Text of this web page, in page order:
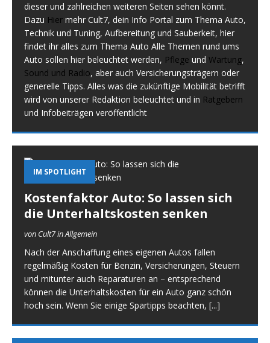
dieser und zahlreichen weiteren Seiten sehen könnt.
Dazu Hier mehr Cult7, dein Info Portal zum Thema Auto,
Technik und Tuning, Aufbereitung und Sauberkeit, hier
findet ihr alles zum Thema Auto Alle Themen rund ums
Auto sollen hier beleuchtet werden, Pflege und Wartung,
Sound und Radio, aber auch Versicherungsträgern oder
generelle Tipps. Alles was die zukünftige Mobilität betrifft
wird von unserer Redaktion beleuchtet und in Ratgebern
und Infobeiträgen veröffentlicht
IM SPOTLIGHT
Kostenfaktor Auto: So lassen sich
die Unterhaltskosten senken
von Cult7 in Allgemein
Nach der Anschaffung eines eigenen Autos fallen
regelmäßig Kosten für Benzin, Versicherungen, Steuern
und mitunter auch Reparaturen an – entsprechend
können die Unterhaltskosten für ein Auto ganz schön
hoch sein. Wenn Sie einige Spartipps beachten, [...]